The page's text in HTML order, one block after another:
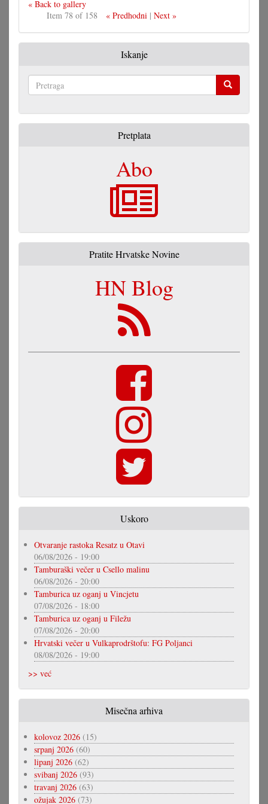
« Back to gallery
Item 78 of 158
« Predhodni| Next »
Iskanje
Pretplata
Abo
Pratite Hrvatske Novine
HN Blog
Uskoro
Otvaranje rastoka Resatz u Otavi
06/08/2026 - 19:00
Tamburaški večer u Csello malinu
06/08/2026 - 20:00
Tamburica uz oganj u Vincjetu
07/08/2026 - 18:00
Tamburica uz oganj u Filežu
07/08/2026 - 20:00
Hrvatski večer u Vulkaprodrštofu: FG Poljanci
08/08/2026 - 19:00
>> već
Misečna arhiva
kolovoz 2026 (15)
srpanj 2026 (60)
lipanj 2026 (62)
svibanj 2026 (93)
travanj 2026 (63)
ožujak 2026 (73)